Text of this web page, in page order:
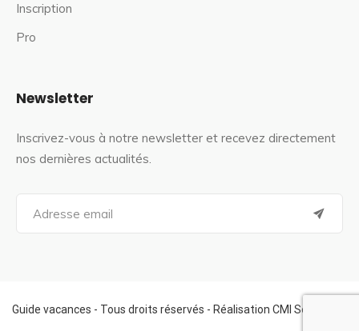
Inscription
Pro
Newsletter
Inscrivez-vous à notre newsletter et recevez directement
nos dernières actualités.
a
f
o
Guide vacances - Tous droits réservés - Réalisation CMI Services